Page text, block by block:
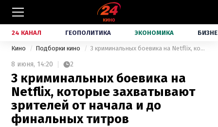
24 КАНАЛ ГЕОПОЛИТИКА ЭКОНОМИКА
Кино Подборки кино 3 криминальных боевика на Netflix, которые захватывают зрителей от начала и до финальных титров
8 июня, 14:20 2
3 криминальных боевика на
Netflix, которые захватывают
зрителей от начала и до
финальных титров